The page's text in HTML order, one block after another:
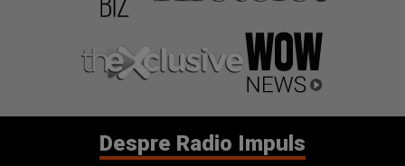
Despre Radio Impuls